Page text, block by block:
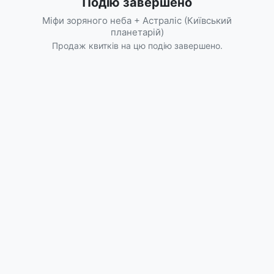
Міфи зоряного неба + Астраліс (Київський
планетарій)
Продаж квитків на цю подію завершено.